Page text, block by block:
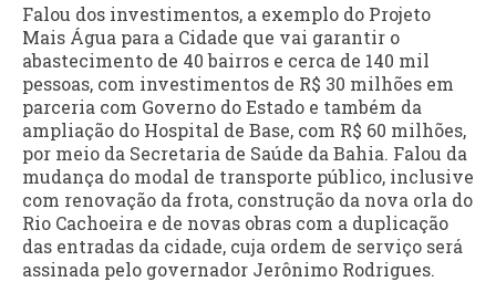
Falou dos investimentos, a exemplo do Projeto
Mais Água para a Cidade que vai garantir o
abastecimento de 40 bairros e cerca de 140 mil
pessoas, com investimentos de R$ 30 milhões em
parceria com Governo do Estado e também da
ampliação do Hospital de Base, com R$ 60 milhões,
por meio da Secretaria de Saúde da Bahia. Falou da
mudança do modal de transporte público, inclusive
com renovação da frota, construção da nova orla do
Rio Cachoeira e de novas obras com a duplicação
das entradas da cidade, cuja ordem de serviço será
assinada pelo governador Jerônimo Rodrigues.